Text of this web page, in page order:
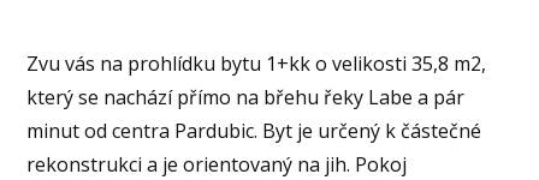
Zvu vás na prohlídku bytu 1+kk o velikosti 35,8 m2,
který se nachází přímo na břehu řeky Labe a pár
minut od centra Pardubic. Byt je určený k částečné
rekonstrukci a je orientovaný na jih. Pokoj